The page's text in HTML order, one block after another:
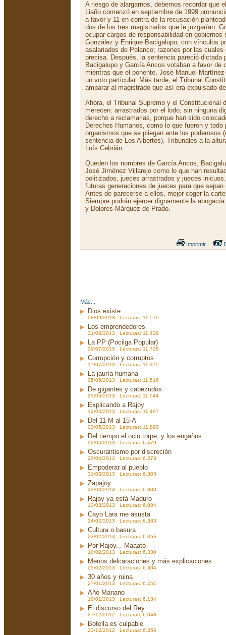
A riesgo de alargarnos, debemos recordar que
Liaño comenzó en septiembre de 1999
a favor y 11 en contra de la recusación
dos de los tres magistrados que le juzgarían:
ocupar cargos de responsabilidad en
González y Enrique Bacigalupo, con vínculos
asalariados de Polanco; razones por las
precisa. Después, la sentencia pareció dictada
Bacigalupo y García Ancos votaban a favor de
mientras que el ponente, José Manuel
un voto particular. Más tarde, el Tribunal
amparar al magistrado que así era expulsado
Ahora, el Tribunal Supremo y el Constitucional
merecen: arrastrados por el lodo; sin ninguna
derecho a reclamarlas, porque han sido
Derechos Humanos, como lo que fueron y
organismos que se pliegan ante los poderosos
sentencia de Los Albertos). Tribunales a la
Luís Cebrián.
Queden los nombres de García Ancos,
José Jiménez Villarejo como lo que han
politizados, jueces arrastrados y jueces
futuras generaciones de jueces para que sepan
Antes de parecerse a ellos, mejor coger la
Siempre podrán ejercer dignamente la
y Dolores Márquez de Prado.
Imprimir
Más...
Dios existe
08/09/2013 Lecturas: 11.579
Los emprendedores
31/08/2013 Lecturas: 11.439
La PP (Pocilga Popular)
29/07/2013 Lecturas: 11.728
Corrupción y corruptos
17/07/2013 Lecturas: 11.375
La jauría humana
05/06/2013 Lecturas: 11.516
De gigantes y cabezudos
25/05/2013 Lecturas: 11.544
Explicando a Rajoy
12/05/2013 Lecturas: 11.497
Del 11-M al 15-A
03/05/2013 Lecturas: 11.890
Del tiempo el ocio torpe, y los engaños
02/05/2013 Lecturas: 6.479
Oscurantismo por discreción
20/04/2013 Lecturas: 6.273
Empoderar al pueblo
31/03/2013 Lecturas: 6.303
Zapajoy
22/03/2013 Lecturas: 6.330
Rajoy ya está Maduro
13/03/2013 Lecturas: 6.004
Cayo Lara me asusta
24/02/2013 Lecturas: 6.383
Cultura o basura
23/02/2013 Lecturas: 6.056
Por Rajoy... Maaato
10/02/2013 Lecturas: 6.330
Menos delcaraciones y más explicaciones
05/02/2013 Lecturas: 6.304
30 años y ruina
27/01/2013 Lecturas: 6.451
Año Mariano
10/01/2013 Lecturas: 6.134
El discurso del Rey
27/12/2012 Lecturas: 6.048
Botella es culpable
23/12/2012 Lecturas: 6.356